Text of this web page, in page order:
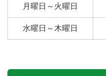
月曜日～火曜日
水曜日～木曜日